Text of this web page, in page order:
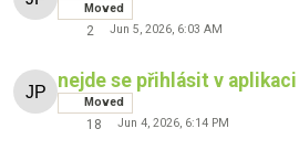
Moved
2 Jun 5, 2026, 6:03 AM
nejde se přihlásit v aplikaci
Moved
18 Jun 4, 2026, 6:14 PM